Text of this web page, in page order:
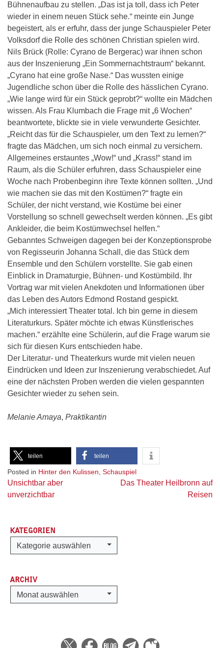
Bühnenaufbau zu stellen. „Das ist ja toll, dass ich Peter
wieder in einem neuen Stück sehe.“ meinte ein Junge
begeistert, als er erfuhr, dass der junge Schauspieler Peter
Volksdorf die Rolle des schönen Christian spielen wird.
Nils Brück (Rolle: Cyrano de Bergerac) war ihnen schon
aus der Inszenierung „Ein Sommernachtstraum“ bekannt.
„Cyrano hat eine große Nase.“ Das wussten einige
Jugendliche schon über die Rolle des hässlichen Cyrano.
„Wie lange wird für ein Stück geprobt?“ wollte ein Mädchen
wissen. Als Frau Klumbach die Frage mit „6 Wochen“
beantwortete, blickte sie in viele verwunderte Gesichter.
„Reicht das für die Schauspieler, um den Text zu lernen?“
fragte das Mädchen, um sich noch einmal zu versichern.
Allgemeines erstauntes „Wow!“ und „Krass!“ stand im
Raum, als die Schüler erfuhren, dass Schauspieler eine
Woche nach Probenbeginn ihre Texte können sollten. „Und
wie machen sie das mit den Kostümen?“ fragte ein
Schüler, der nicht verstand, wie Kostüme bei einer
Vorstellung so schnell gewechselt werden können. „Es gibt
Ankleider, die beim Kostümwechsel helfen.“
Gebanntes Schweigen dagegen bei der Konzeptionsprobe
von Regisseurin Johanna Schall, die das Stück dem
Ensemble und den Schülern vorstellte. Sie gab einen
Einblick in Dramaturgie, Bühnen- und Kostümbild. Ihr
Vortrag war mit vielen Anekdoten und Informationen über
das Leben des Autors Edmond Rostand gespickt.
„Mich interessiert Theater total. Ich bin gerne in diesem
Literaturkurs. Später möchte ich etwas Künstlerisches
machen.“ erzählte eine Schülerin, auf die Frage warum sie
sich für diesen Kurs entschieden habe.
Der Literatur- und Theaterkurs wurde mit vielen neuen
Eindrücken und Ideen zur Inszenierung verabschiedet. Auf
eine der nächsten Proben werden die vielen gespannten
Gesichter wieder zu sehen sein.
Melanie Amaya, Praktikantin
teilen teilen
Posted in Hinter den Kulissen, Schauspiel
Beitragsnavigation
Unsichtbar aber
unverzichtbar
Das Theater Heilbronn auf
Reisen
KATEGORIEN
Kategorien
Kategorie auswählen
ARCHIV
Archiv
Monat auswählen